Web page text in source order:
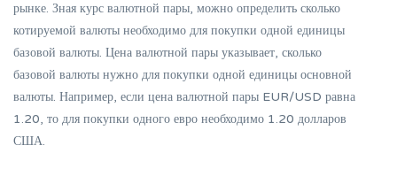
рынке. Зная курс валютной пары, можно определить сколько
котируемой валюты необходимо для покупки одной единицы
базовой валюты. Цена валютной пары указывает, сколько
базовой валюты нужно для покупки одной единицы основной
валюты. Например, если цена валютной пары EUR/USD равна
1.20, то для покупки одного евро необходимо 1.20 долларов
США.